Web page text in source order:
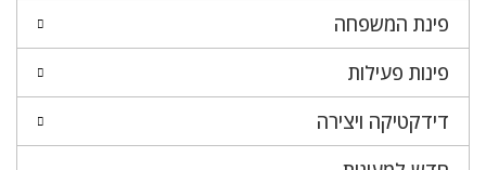
פינת המשפחה
פינות פעילות
דידקטיקה ויצירה